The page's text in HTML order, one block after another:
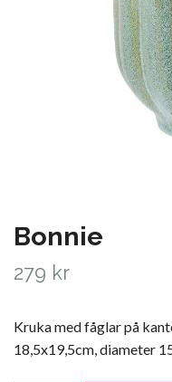
Bonnie
279 kr
Kruka med fåglar på
18,5x19,5cm, diameter